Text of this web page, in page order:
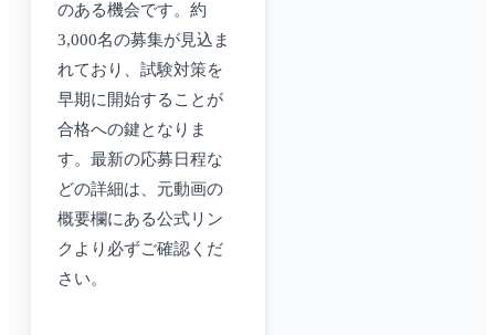
のある機会です。約
3,000名の募集が見込ま
れており、試験対策を
早期に開始することが
合格への鍵となりま
す。最新の応募日程な
どの詳細は、元動画の
概要欄にある公式リン
クより必ずご確認くだ
さい。